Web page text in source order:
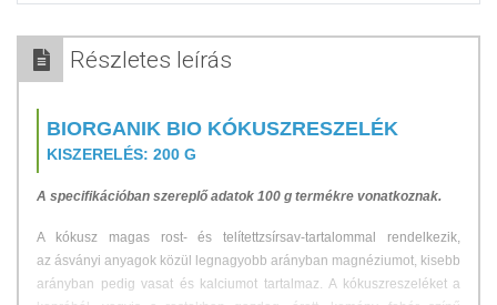
Részletes leírás
BIORGANIK BIO KÓKUSZRESZELÉK
KISZERELÉS: 200 G
A specifikációban szereplő adatok 100 g termékre vonatkoznak.
A kókusz magas rost- és telítettzsírsav-tartalommal rendelkezik,
az ásványi anyagok közül legnagyobb arányban magnéziumot, kisebb
arányban pedig vasat és kalciumot tartalmaz. A kókuszreszeléket a